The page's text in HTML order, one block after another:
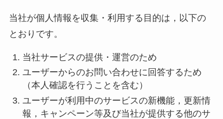
当社が個人情報を収集・利用する目的は，以下の
とおりです。
当社サービスの提供・運営のため
ユーザーからのお問い合わせに回答するため
（本人確認を行うことを含む）
ユーザーが利用中のサービスの新機能，更新情
報，キャンペーン等及び当社が提供する他のサ